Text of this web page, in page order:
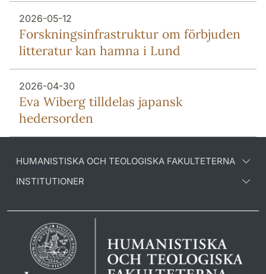
2026-05-12
Forsknings­infrastruktur om förbjuden
litteratur kan hamna i Lund
2026-04-30
Eva Wiberg tilldelas japansk
hedersorden
HUMANISTISKA OCH TEOLOGISKA FAKULTETERNA
INSTITUTIONER